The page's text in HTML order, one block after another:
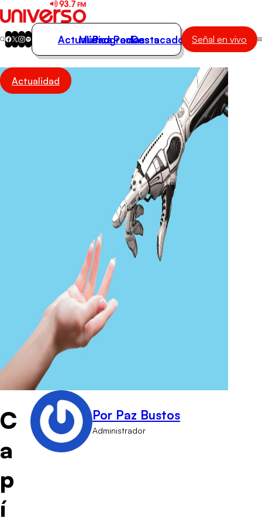
Actualidad
Música
Actualidad
Música
Programas
Podcasts
Destacados Señal en vivo
Actualidad
C
a
p
í
Por Paz Bustos
Administrador